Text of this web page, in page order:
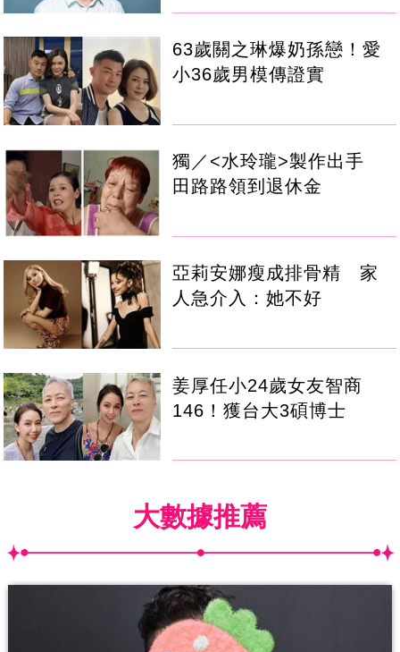
63歲關之琳爆奶孫戀！愛
小36歲男模傳證實
獨／<水玲瓏>製作出手
田路路領到退休金
亞莉安娜瘦成排骨精 家
人急介入：她不好
姜厚任小24歲女友智商
146！獲台大3碩博士
大數據推薦